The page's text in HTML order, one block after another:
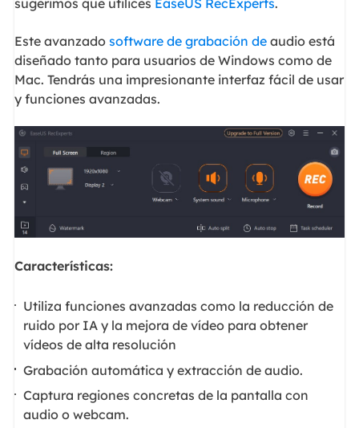
sugerimos que utilices EaseUS RecExperts.
Este avanzado software de grabación deaudio está
diseñado tanto para usuarios de Windows como de
Mac. Tendrás una impresionante interfaz fácil de usar
y funciones avanzadas.
Características:
Utiliza funciones avanzadas como la reducción de
ruido por IA y la mejora de vídeo para obtener
vídeos de alta resolución
Grabación automática y extracción de audio.
Captura regiones concretas de la pantalla con
audio o webcam.